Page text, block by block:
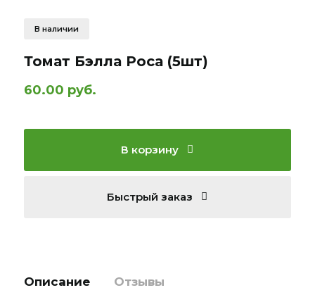
В наличии
Томат Бэлла Роса (5шт)
60.00 руб.
В корзину
Быстрый заказ
Описание Отзывы